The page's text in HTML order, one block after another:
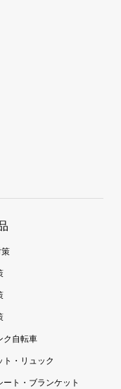
策
ク自転車
ト・リュック
ート・ブランケット